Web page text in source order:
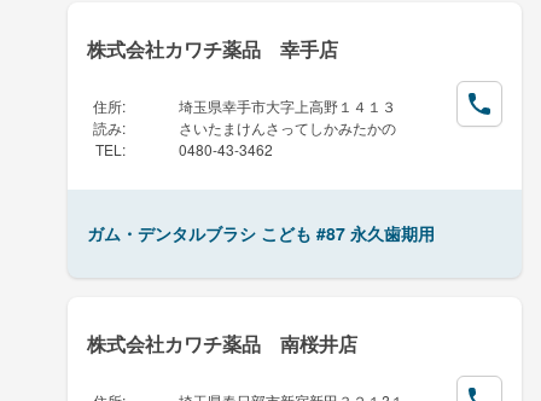
株式会社カワチ薬品 幸手店
住所:
埼玉県幸手市大字上高野１４１３
読み:
さいたまけんさってしかみたかの
TEL : 0480-43-3462
ガム・デンタルブラシ こども #87 永久歯期用
株式会社カワチ薬品 南桜井店